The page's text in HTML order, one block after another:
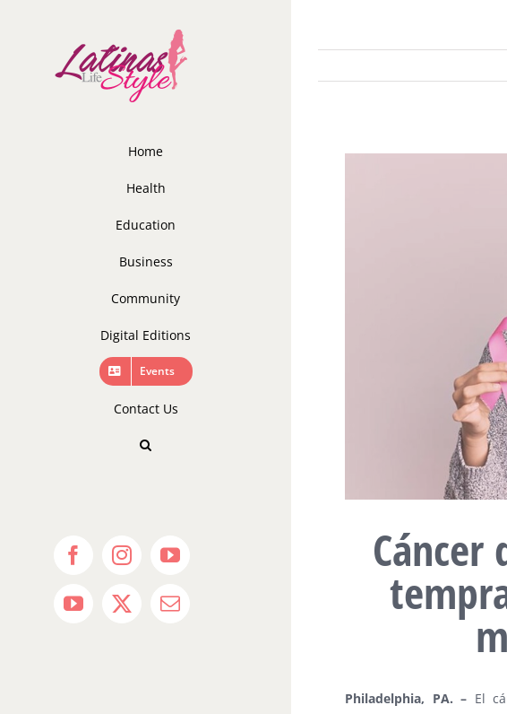
Home
Health
Education
Business
Community
Digital Editions
Events
Contact Us
FacebookInstagramYouTube
YouTube
X Email
Cáncer
Philadelphia, PA. – El